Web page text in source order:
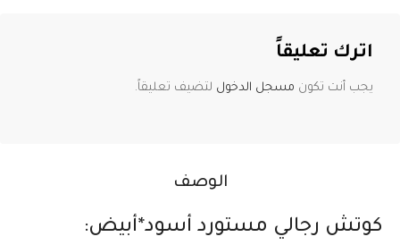
الوصف
كوتش رجالي مستورد أسود*أبيض:
اترك تعليقاً
يجب أنت تكون مسجل الدخول لتضيف تعليقاً.